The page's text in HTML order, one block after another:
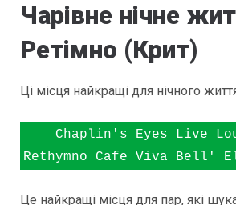
Чарівне нічне
Ретімно (Крит)
Ці місця найкращі для нічного
Rethymno Cafe Viva Bell'
Це найкращі місця для пар, які